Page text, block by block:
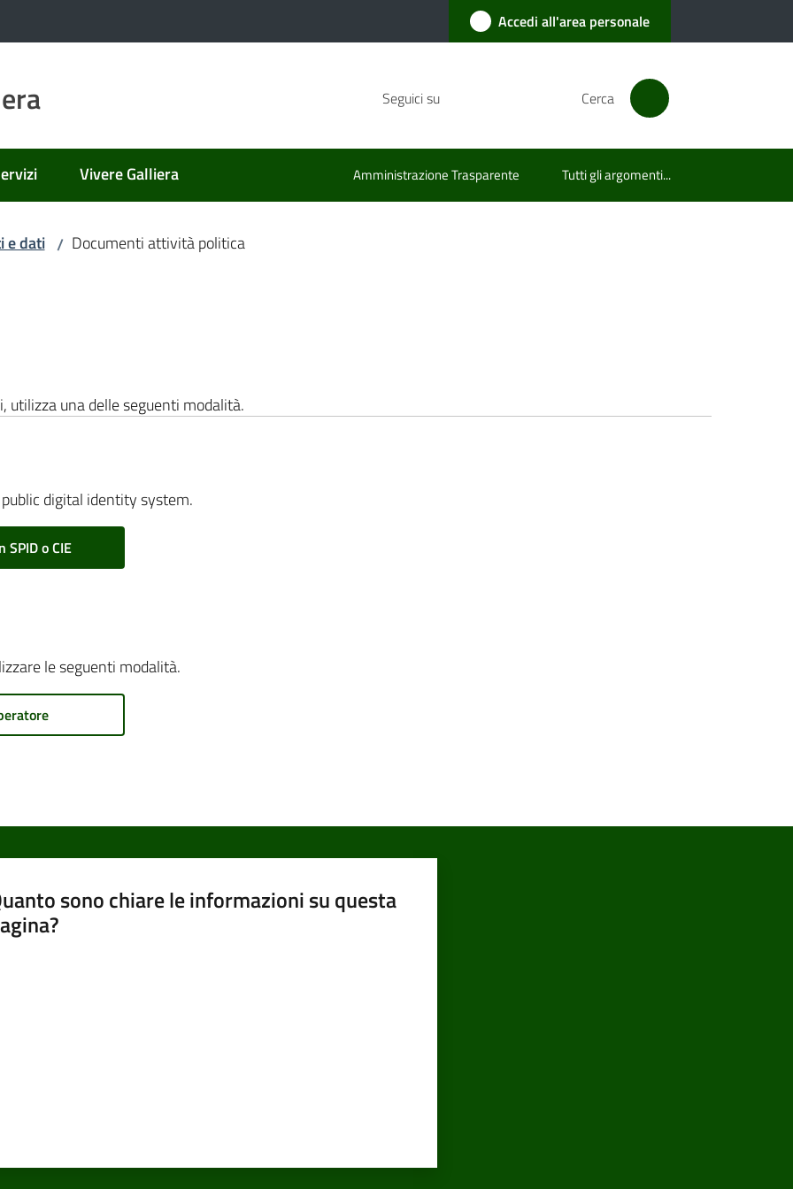
Accedi all'area personale
Seguici su Cerca
Vivere Galliera Amministrazione Trasparente Tutti gli argomenti...
e dati / Documenti attività politica
utilizza una delle seguenti modalità.
digital identity system.
SPID o CIE
le seguenti modalità.
sono chiare le informazioni su questa